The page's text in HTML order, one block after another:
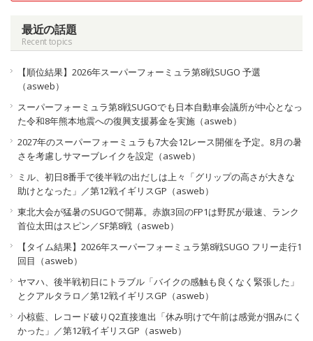
最近の話題
Recent topics
【順位結果】2026年スーパーフォーミュラ第8戦SUGO 予選
（asweb）
スーパーフォーミュラ第8戦SUGOでも日本自動車会議所が中心となっ
た令和8年熊本地震への復興支援募金を実施（asweb）
2027年のスーパーフォーミュラも7大会12レース開催を予定。8月の暑
さを考慮しサマーブレイクを設定（asweb）
ミル、初日8番手で後半戦の出だしは上々「グリップの高さが大きな
助けとなった」／第12戦イギリスGP（asweb）
東北大会が猛暑のSUGOで開幕。赤旗3回のFP1は野尻が最速、ランク
首位太田はスピン／SF第8戦（asweb）
【タイム結果】2026年スーパーフォーミュラ第8戦SUGO フリー走行1
回目（asweb）
ヤマハ、後半戦初日にトラブル「バイクの感触も良くなく緊張した」
とクアルタラロ／第12戦イギリスGP（asweb）
小椋藍、レコード破りQ2直接進出「休み明けで午前は感覚が掴みにく
かった」／第12戦イギリスGP（asweb）